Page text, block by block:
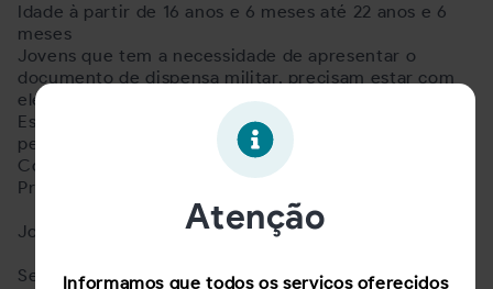
Idade à partir de 16 anos e 6 meses até 22 anos e 6
meses
Jovens que tem a necessidade de apresentar o
documento de dispensa militar, precisam estar com
ele em dia com a informação da dispensa.
Escolaridade: A partir do Ensino Médio cursando no
período noturno ou completo
Comunicativo
Pró Ativo
Jornada:
Segunda à sexta das 11:00 às 17:00
Atenção
Informamos que todos os serviços oferecidos